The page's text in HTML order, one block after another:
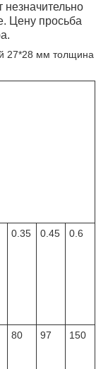
незначительно
Цену просьба
27*28 мм толщина
0.35 0.45 0.6
80 97 150